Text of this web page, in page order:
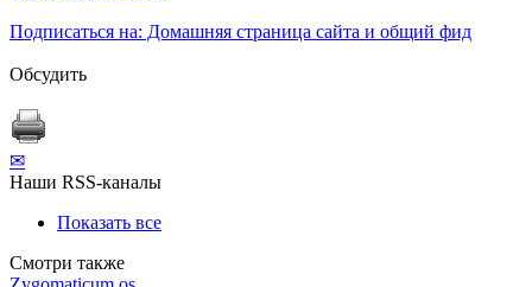
Подписаться на: Домашняя страница сайта и общий фид
Обсудить
✉
Наши RSS-каналы
Показать все
Смотри также